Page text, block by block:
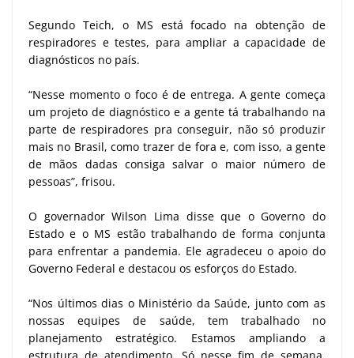
Segundo Teich, o MS está focado na obtenção de
respiradores e testes, para ampliar a capacidade de
diagnósticos no país.
“Nesse momento o foco é de entrega. A gente começa
um projeto de diagnóstico e a gente tá trabalhando na
parte de respiradores pra conseguir, não só produzir
mais no Brasil, como trazer de fora e, com isso, a gente
de mãos dadas consiga salvar o maior número de
pessoas”, frisou.
O governador Wilson Lima disse que o Governo do
Estado e o MS estão trabalhando de forma conjunta
para enfrentar a pandemia. Ele agradeceu o apoio do
Governo Federal e destacou os esforços do Estado.
“Nos últimos dias o Ministério da Saúde, junto com as
nossas equipes de saúde, tem trabalhado no
planejamento estratégico. Estamos ampliando a